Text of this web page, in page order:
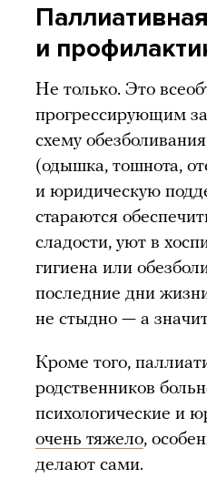
и
Не только. Это
прогрессирующим
схему
(одышка, тошнота,
и юридическую
стараются
сладости, уют в
гигиена или
последние дни
не стыдно — а
Кроме того,
родственников
психологические и
очень тяжело,
делают сами.